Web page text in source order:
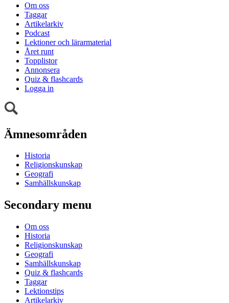
Om oss
Taggar
Artikelarkiv
Podcast
Lektioner och lärarmaterial
Året runt
Topplistor
Annonsera
Quiz & flashcards
Logga in
Ämnesområden
Historia
Religionskunskap
Geografi
Samhällskunskap
Secondary menu
Om oss
Historia
Religionskunskap
Geografi
Samhällskunskap
Quiz & flashcards
Taggar
Lektionstips
Artikelarkiv